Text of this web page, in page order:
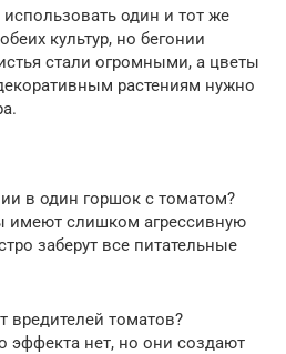
один и тот же
культур, но бегонии
стали огромными, а цветы
растениям нужно
в один горшок с томатом?
имеют слишком агрессивную
заберут все питательные
вредителей томатов?
эффекта нет, но они создают